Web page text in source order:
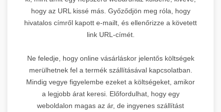
hogy az URL kissé más. Győződjön meg róla, hogy
hivatalos címről kapott e-mailt, és ellenőrizze a követett
link URL-címét.
Ne feledje, hogy online vásárláskor jelentős költségek
merülhetnek fel a termék szállításával kapcsolatban.
Mindig vegye figyelembe ezeket a költségeket, amikor
a legjobb árat keresi. Előfordulhat, hogy egy
weboldalon magas az ár, de ingyenes szállítást